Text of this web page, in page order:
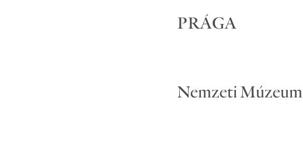
PRÁGA
Nemzeti Múzeum